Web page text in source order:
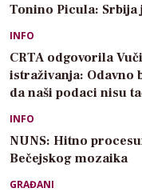
Tonino Picula: Srbija
INFO
CRTA odgovorila
istraživanja: Odavno
da naši podaci nisu
INFO
NUNS: Hitno
Bečejskog mozaika
GRAĐANI